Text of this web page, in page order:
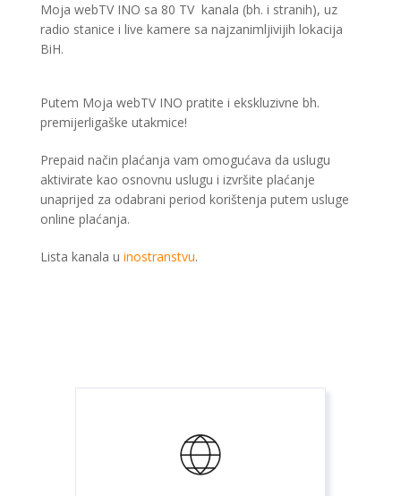
Moja webTV INO sa 80 TV kanala (bh. i stranih), uz
radio stanice i live kamere sa najzanimljivijih lokacija
BiH.
Putem Moja webTV INO pratite i ekskluzivne bh.
premijerligaške utakmice!
Prepaid način plaćanja vam omogućava da uslugu
aktivirate kao osnovnu uslugu i izvršite plaćanje
unaprijed za odabrani period korištenja putem usluge
online plaćanja.
Lista kanala u inostranstvu.